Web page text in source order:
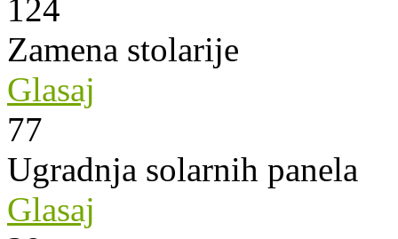
124
Zamena stolarije
Glasaj
77
Ugradnja solarnih panela
Glasaj